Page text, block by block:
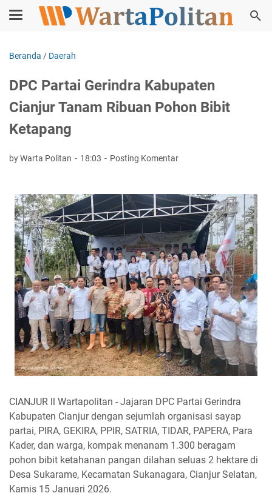
Beranda / Daerah
DPC Partai Gerindra Kabupaten
Cianjur Tanam Ribuan Pohon Bibit
Ketapang
by Warta Politan 18:03 Posting Komentar
CIANJUR ll Wartapolitan - Jajaran DPC Partai Gerindra
Kabupaten Cianjur dengan sejumlah organisasi sayap
partai, PIRA, GEKIRA, PPIR, SATRIA, TIDAR, PAPERA, Para
Kader, dan warga, kompak menanam 1.300 beragam
pohon bibit ketahanan pangan dilahan seluas 2 hektare di
Desa Sukarame, Kecamatan Sukanagara, Cianjur Selatan,
Kamis 15 Januari 2026.